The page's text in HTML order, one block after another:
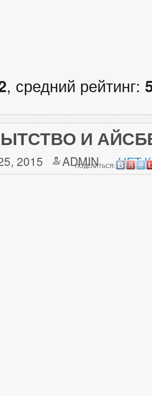
, средний рейтинг:
И
2015 ADMIN НЕТ
ПОДЕЛИТЬСЯ: